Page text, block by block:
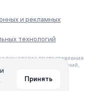
и рекламных
технологий
технологии предоставления
и анализа сведений,
сети «Интернет»,
Федерации.Принять